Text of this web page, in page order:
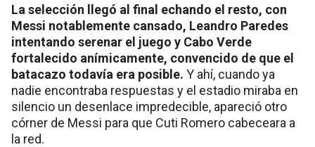
La selección llegó al final echando el resto, con
Messi notablemente cansado, Leandro Paredes
intentando serenar el juego y Cabo Verde
fortalecido anímicamente, convencido de que el
batacazo todavía era posible. Y ahí, cuando ya
nadie encontraba respuestas y el estadio miraba en
silencio un desenlace impredecible, apareció otro
córner de Messi para que Cuti Romero cabeceara a
la red.